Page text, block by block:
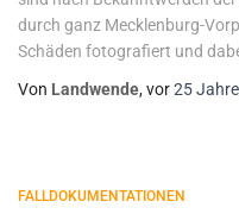
durch ganz Mecklenburg-
Schäden fotografiert und
Von Landwende, vor25
FALLDOKUMENTATIONEN